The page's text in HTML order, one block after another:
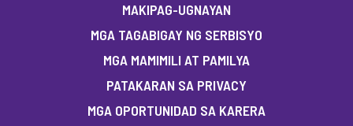
MAKIPAG-UGNAYAN
MGA TAGABIGAY NG SERBISYO
MGA MAMIMILI AT PAMILYA
PATAKARAN SA PRIVACY
MGA OPORTUNIDAD SA KARERA